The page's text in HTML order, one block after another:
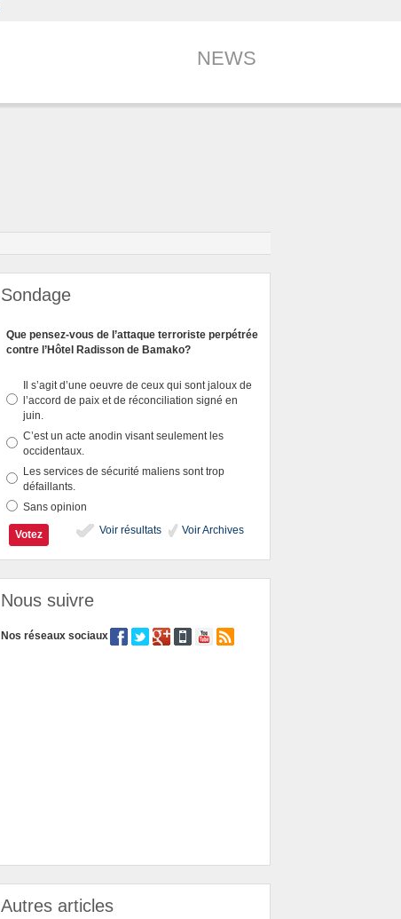
NEWS
Sondage
Que pensez-vous de l’attaque terroriste perpétrée
contre l’Hôtel Radisson de Bamako?
Il s’agit d’une oeuvre de ceux qui sont jaloux de
l’accord de paix et de réconciliation signé en
juin.
C’est un acte anodin visant seulement les
occidentaux.
Les services de sécurité maliens sont trop
défaillants.
Sans opinion
Voir résultats
Voir Archives
Nous suivre
Nos réseaux sociaux
Autres articles